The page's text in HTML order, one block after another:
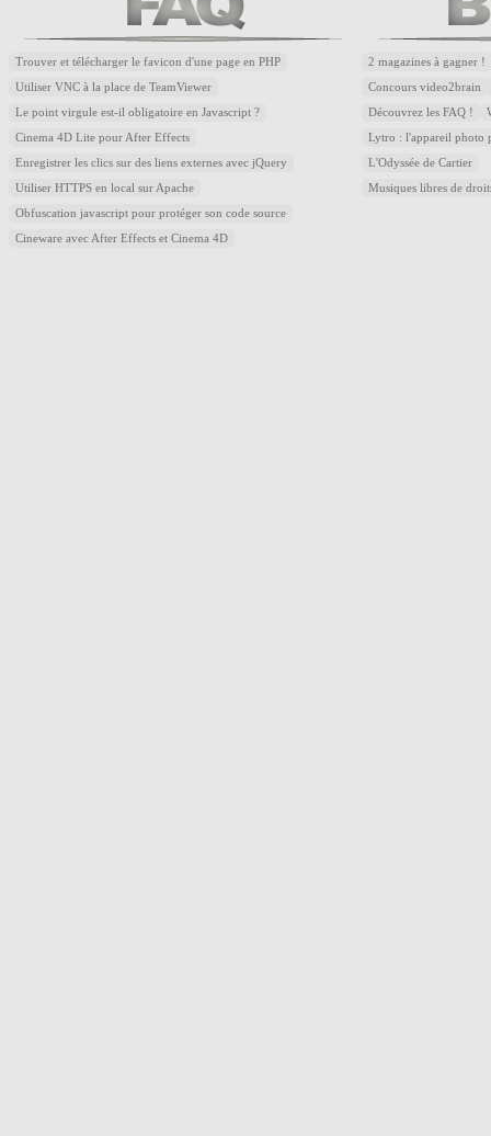
Trouver et télécharger le favicon d'une page en PHP
Utiliser VNC à la place de TeamViewer
Le point virgule est-il obligatoire en Javascript ?
Cinema 4D Lite pour After Effects
Enregistrer les clics sur des liens externes avec jQuery
Utiliser HTTPS en local sur Apache
Obfuscation javascript pour protéger son code source
Cineware avec After Effects et Cinema 4D
2 magazines à gagner !
Concours video2brain
Découvrez les FAQ !
Lytro : l'appareil photo
L'Odyssée de Cartier
Musiques libres de